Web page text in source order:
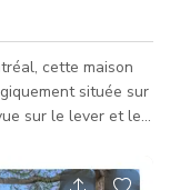
cette maison
située sur
sur le lever et le
du lac et d'une